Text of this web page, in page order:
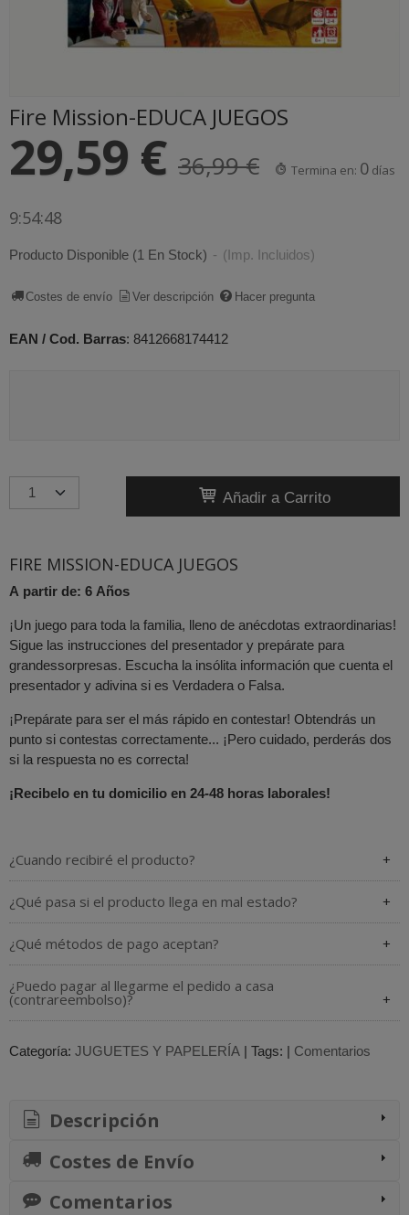
Fire Mission-EDUCA JUEGOS
29,59 € 36,99 € Termina en: 0 días
9:54:47
Producto Disponible (1 En Stock) - (Imp. Incluidos)
Costes de envío Ver descripción Hacer pregunta
EAN / Cod. Barras: 8412668174412
Añadir a Carrito
FIRE MISSION-EDUCA JUEGOS
A partir de: 6 Años
¡Un juego para toda la familia, lleno de anécdotas extraordinarias!
Sigue las instrucciones del presentador y prepárate para
grandessorpresas. Escucha la insólita información que cuenta el
presentador y adivina si es Verdadera o Falsa.
¡Prepárate para ser el más rápido en contestar! Obtendrás un
punto si contestas correctamente... ¡Pero cuidado, perderás dos
si la respuesta no es correcta!
¡Recibelo en tu domicilio en 24-48 horas laborales!
¿Cuando recibiré el producto?
¿Qué pasa si el producto llega en mal estado?
¿Qué métodos de pago aceptan?
¿Puedo pagar al llegarme el pedido a casa
(contrareembolso)?
Categoría: JUGUETES Y PAPELERÍA | Tags: | Comentarios
Descripción
Costes de Envío
Comentarios